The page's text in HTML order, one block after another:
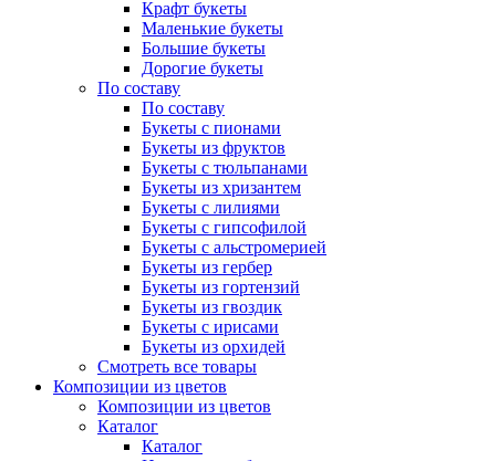
Крафт букеты
Маленькие букеты
Большие букеты
Дорогие букеты
По составу
По составу
Букеты с пионами
Букеты из фруктов
Букеты с тюльпанами
Букеты из хризантем
Букеты с лилиями
Букеты с гипсофилой
Букеты с альстромерией
Букеты из гербер
Букеты из гортензий
Букеты из гвоздик
Букеты с ирисами
Букеты из орхидей
Смотреть все товары
Композиции из цветов
Композиции из цветов
Каталог
Каталог